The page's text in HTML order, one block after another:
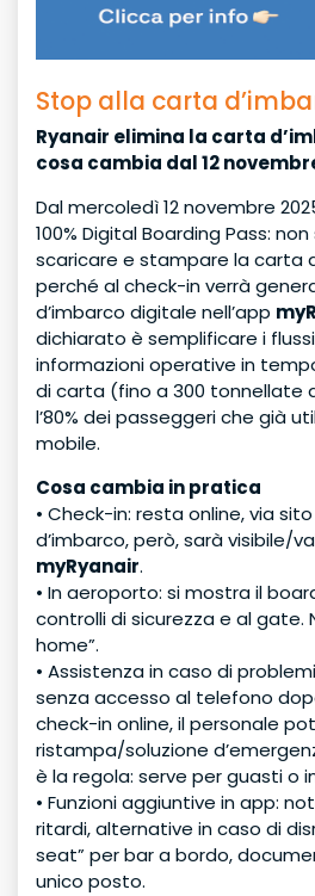
Stop alla carta
Ryanair elimina la carta
cosa cambia dal 12
Dal mercoledì 12 novembre
100% Digital Boarding Pass:
scaricare e stampare la carta
perché al check-in verrà
d’imbarco digitale nell’app
dichiarato è semplificare i
informazioni operative in
di carta (fino a 300 tonnellate
l’80% dei passeggeri che già
mobile.
Cosa cambia in pratica
• Check-in: resta online, via
d’imbarco, però, sarà visibile/
myRyanair.
• In aeroporto: si mostra il
controlli di sicurezza e al gate.
home”.
• Assistenza in caso di
senza accesso al telefono
check-in online, il personale
ristampa/soluzione
è la regola: serve per guasti o
• Funzioni aggiuntive in app:
ritardi, alternative in caso di
seat” per bar a bordo,
unico posto.
Riserva dello Zingaro
San Vito Lo Capo
Trapani Città / Porto
Seleziona una destinazione
Passeggeri0
Adulti
Bambini
Andata
Ritorno
Totale
Agrigento da San Vito lo Capo
Escursione in auto - Saline
Andata
Adulti
Bambini
Totale
€0,00